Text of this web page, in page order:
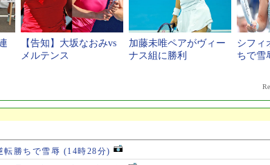
【告知】大坂なおみvs
メルテンス
加藤未唯ペアがヴィー
ナス組に勝利
シフィ
ちで雪
転勝ちで雪辱 (14時28分)